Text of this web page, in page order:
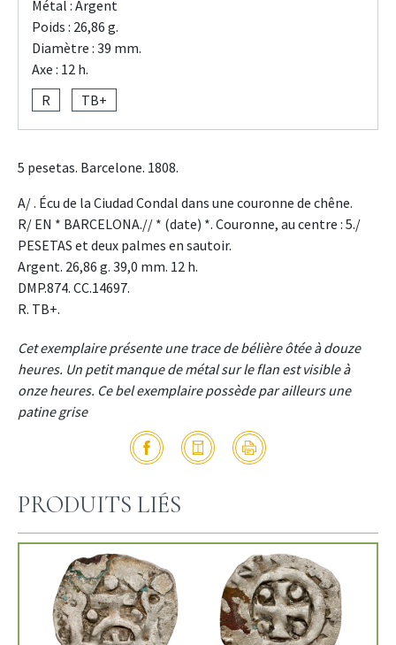
Métal : Argent
Poids : 26,86 g.
Diamètre : 39 mm.
Axe : 12 h.
R
TB+
5 pesetas. Barcelone. 1808.
A/ . Écu de la Ciudad Condal dans une couronne de chêne.
R/ EN * BARCELONA.// * (date) *. Couronne, au centre : 5./
PESETAS et deux palmes en sautoir.
Argent. 26,86 g. 39,0 mm. 12 h.
DMP.874. CC.14697.
R. TB+.
Cet exemplaire présente une trace de bélière ôtée à douze
heures. Un petit manque de métal sur le flan est visible à
onze heures. Ce bel exemplaire possède par ailleurs une
patine grise
PRODUITS LIÉS